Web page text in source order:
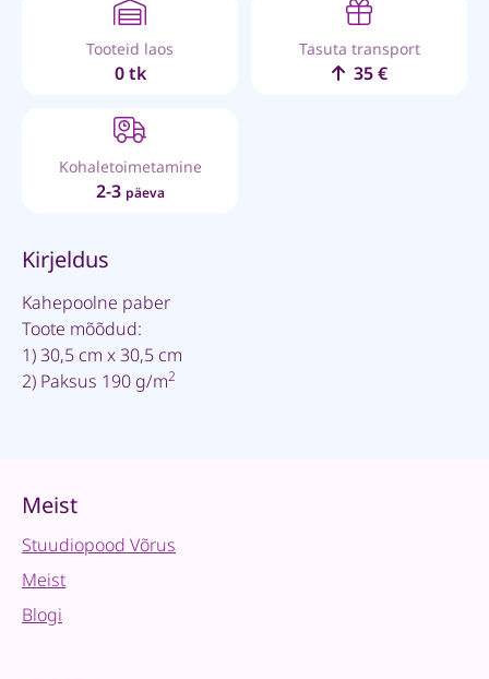
Tooteid laos
0 tk
Tasuta transport
35 €
Kohaletoimetamine
2-3 päeva
Kirjeldus
Kahepoolne paber
Toote mõõdud:
1) 30,5 cm x 30,5 cm
2) Paksus 190 g/m2
Meist
Stuudiopood Võrus
Meist
Blogi